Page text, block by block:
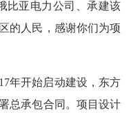
比亚电力公司、承建该
的人民，感谢你们为项
开始启动建设，东方
总承包合同。项目设计